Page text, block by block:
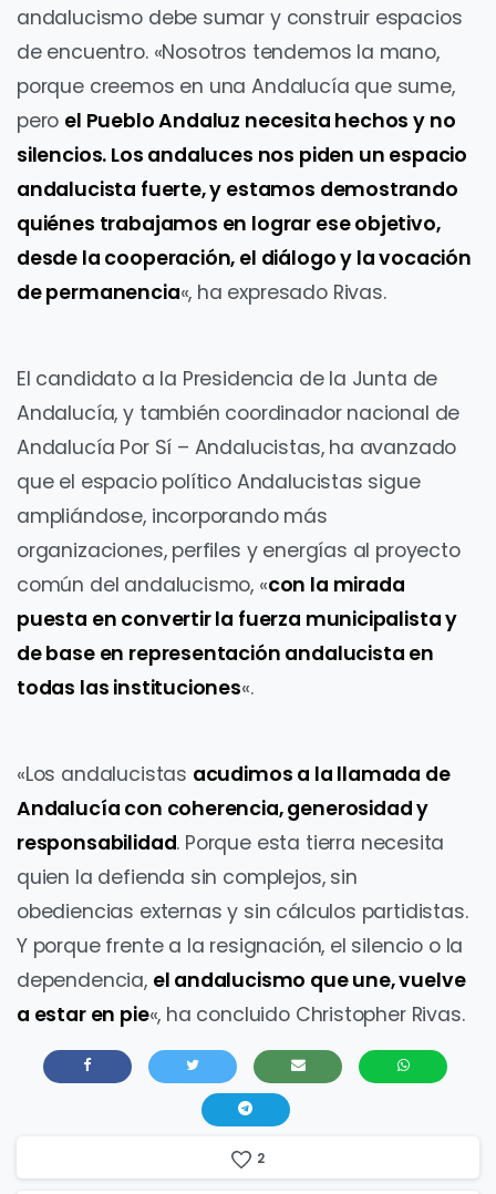
andalucismo debe sumar y construir espacios
de encuentro. «Nosotros tendemos la mano,
porque creemos en una Andalucía que sume,
pero el Pueblo Andaluz necesita hechos y no
silencios. Los andaluces nos piden un espacio
andalucista fuerte, y estamos demostrando
quiénes trabajamos en lograr ese objetivo,
desde la cooperación, el diálogo y la vocación
de permanencia«, ha expresado Rivas.
El candidato a la Presidencia de la Junta de
Andalucía, y también coordinador nacional de
Andalucía Por Sí – Andalucistas, ha avanzado
que el espacio político Andalucistas sigue
ampliándose, incorporando más
organizaciones, perfiles y energías al proyecto
común del andalucismo, «con la mirada
puesta en convertir la fuerza municipalista y
de base en representación andalucista en
todas las instituciones«.
«Los andalucistas acudimos a la llamada de
Andalucía con coherencia, generosidad y
responsabilidad. Porque esta tierra necesita
quien la defienda sin complejos, sin
obediencias externas y sin cálculos partidistas.
Y porque frente a la resignación, el silencio o la
dependencia, el andalucismo que une, vuelve
a estar en pie«, ha concluido Christopher Rivas.
2